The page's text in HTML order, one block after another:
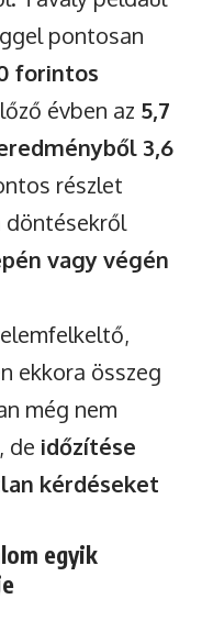
pontosan
forintos
évben az 5,7
3,6
részlet
döntésekről
vagy végén
ekkora összeg
még nem
de időzítése
kérdéseket
egyik